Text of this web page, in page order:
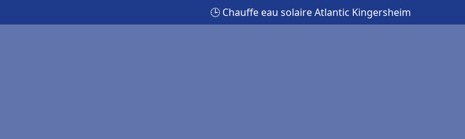
🕒 Chauffe eau solaire Atlantic Kingersheim